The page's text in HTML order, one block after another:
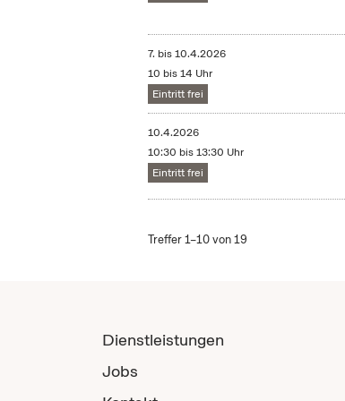
7. bis10.4.2026
10 bis 14 Uhr
Eintritt frei
10.4.2026
10:30 bis 13:30 Uhr
Eintritt frei
Treffer 1–10 von 19
Dienstleistungen
Jobs